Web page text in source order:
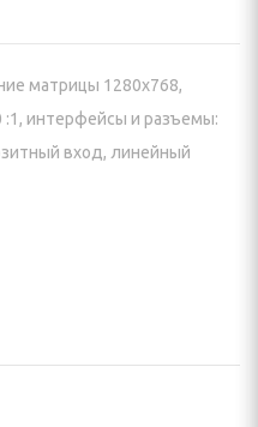
матрицы 1280х768,
:1, интерфейсы и разъемы:
вход, линейный